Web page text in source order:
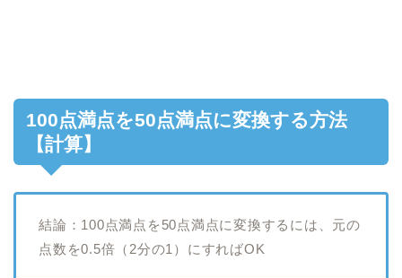
100点満点を50点満点に変換する方法
【計算】
結論：100点満点を50点満点に変換するには、元の
点数を0.5倍（2分の1）にすればOK